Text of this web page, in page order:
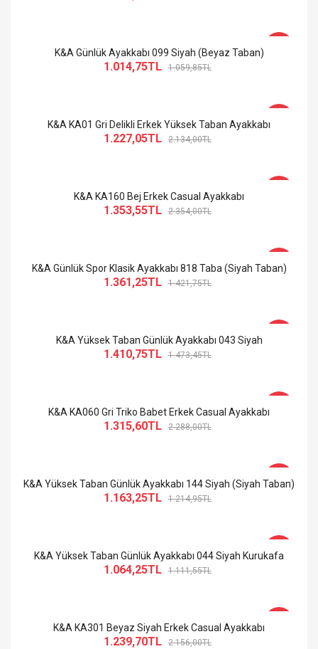
K&A Günlük Ayakkabı 099 Siyah (Beyaz Taban)
1.014,75TL 1.059,85TL
K&A KA01 Gri Delikli Erkek Yüksek Taban Ayakkabı
1.227,05TL 2.134,00TL
K&A KA160 Bej Erkek Casual Ayakkabı
1.353,55TL 2.354,00TL
-4%
K&A Günlük Spor Klasik Ayakkabı 818 Taba (Siyah Taban)
1.361,25TL 1.421,75TL
K&A Yüksek Taban Günlük Ayakkabı 043 Siyah
1.410,75TL 1.473,45TL
K&A KA060 Gri Triko Babet Erkek Casual Ayakkabı
1.315,60TL 2.288,00TL
K&A Yüksek Taban Günlük Ayakkabı 144 Siyah (Siyah Taban)
1.163,25TL 1.214,95TL
K&A Yüksek Taban Günlük Ayakkabı 044 Siyah Kurukafa
1.064,25TL 1.111,55TL
K&A KA301 Beyaz Siyah Erkek Casual Ayakkabı
1.239,70TL 2.156,00TL